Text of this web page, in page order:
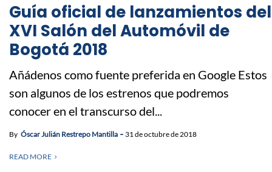
Guía oficial de lanzamientos del
XVI Salón del Automóvil de
Bogotá 2018
Añádenos como fuente preferida en Google Estos
son algunos de los estrenos que podremos
conocer en el transcurso del...
By Óscar Julián Restrepo Mantilla 31 de octubre de 2018
READ MORE